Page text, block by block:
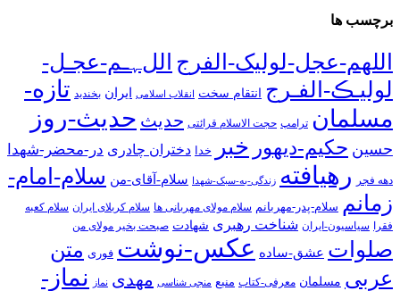
برچسب ها
اللهم-عجل-لولیک-الفرج اللﮩـم-عجـل-
لولیـڪ-الفـرج انتقام سخت انقلاب اسلامی ایران بخندید تازه-
مسلمان ترامپ حجت الاسلام قرائتی حدیث حدیث-روز
حسین حکیم-دیهور خبر خدا دختران چادری در-محضر-شهدا
دهه فجر رهیافته زندگی-به-سبک-شهدا سلام-آقای-من سلام-امام-
زمانم سلام-پدر-مهربانم سلام مولای مهربانی ها سلام کربلای ایران سلام کعبه
فقرا سیاسیون-ایران شناخت رهبری شهادت صبحت بخیر مولای من
صلوات عشق-ساده عکس-نوشت فوری متن
عربی مسلمان معرفی-کتاب منبع منجی شناسی مهدی نماز
نماز-